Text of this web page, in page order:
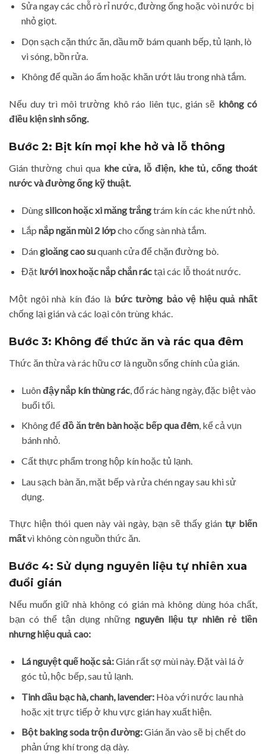
Sửa ngay các chỗ rò rỉ nước, đường ống hoặc vòi nước bị
nhỏ giọt.
Dọn sạch cặn thức ăn, dầu mỡ bám quanh bếp, tủ lạnh, lò
vi sóng, bồn rửa.
Không để quần áo ẩm hoặc khăn ướt lâu trong nhà tắm.
Nếu duy trì môi trường khô ráo liên tục, gián sẽ không có
điều kiện sinh sống.
Bước 2: Bịt kín mọi khe hở và lỗ thông
Gián thường chui qua khe cửa, lỗ điện, khe tủ, cống thoát
nước và đường ống kỹ thuật.
Dùngsilicon hoặc xi măng trắngtrám kín các khe nứt nhỏ.
Lắp nắp ngăn mùi 2 lớpcho cống sàn nhà tắm.
Dángioăng cao suquanh cửa để chặn đường bò.
Đặt lưới inox hoặc nắp chắn ráctại các lỗ thoát nước.
Một ngôi nhà kín đáo là bức tường bảo vệ hiệu quả nhất
chống lại gián và các loại côn trùng khác.
Bước 3: Không để thức ăn và rác qua đêm
Thức ăn thừa và rác hữu cơ là nguồn sống chính của gián.
Luônđậy nắp kín thùng rác, đổ rác hàng ngày, đặc biệt vào
buổi tối.
Không đểđồ ăn trên bàn hoặc bếp qua đêm, kể cả vụn
bánh nhỏ.
Cất thực phẩm trong hộp kín hoặc tủ lạnh.
Lau sạch bàn ăn, mặt bếp và rửa chén ngay sau khi sử
dụng.
Thực hiện thói quen này vài ngày, bạn sẽ thấy gián tự biến
mấtvì không còn nguồn thức ăn.
Bước 4: Sử dụng nguyên liệu tự nhiên xua
đuổi gián
Nếu muốn giữ nhà không có gián mà không dùng hóa chất,
bạn có thể tận dụng nhữngnguyên liệu tự nhiên rẻ tiền
nhưng hiệu quả cao:
Lá nguyệt quế hoặc sả:Gián rất sợ mùi này. Đặt vài lá ở
góc tủ, hộc bếp, sau tủ lạnh.
Tinh dầu bạc hà, chanh, lavender:Hòa với nước lau nhà
hoặc xịt trực tiếp ở khu vực gián hay xuất hiện.
Bột baking soda trộn đường:Gián ăn vào sẽ bị chết do
phản ứng khí trong dạ dày.